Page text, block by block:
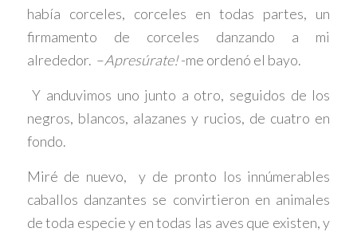
había corceles, corceles en todas partes, un
firmamento de corceles danzando a mi
alrededor. –Apresúrate!-me ordenó el bayo.
Y anduvimos uno junto a otro, seguidos de los
negros, blancos, alazanes y rucios, de cuatro en
fondo.
Miré de nuevo, y de pronto los innúmerables
caballos danzantes se convirtieron en animales
de toda especie y en todas las aves que existen, y